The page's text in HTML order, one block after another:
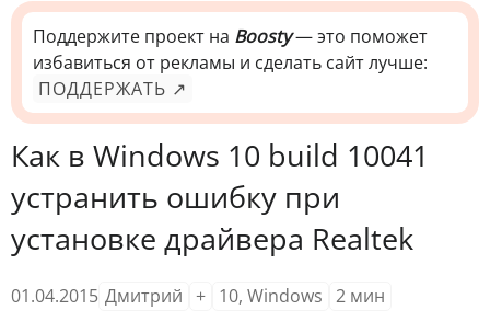
КОМПЬЮТЕР
СИСТЕМА
Поддержите проект на Boosty— это поможет
избавиться от рекламы и сделать сайт лучше:
ПОДДЕРЖАТЬ ↗
Как в Windows 10 build 10041
устранить ошибку при
установке драйвера Realtek
01.04.2015 Дмитрий + 10, Windows 2 мин